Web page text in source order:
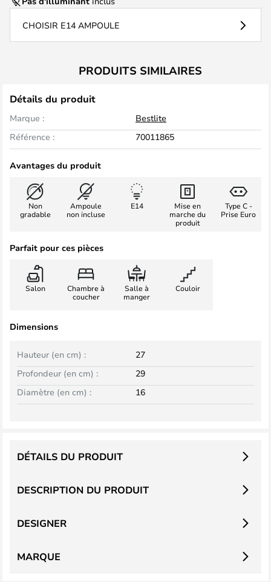
CHOISIR E14 AMPOULE
PRODUITS SIMILAIRES
Détails du produit
Marque :
Bestlite
Référence :
70011865
Avantages du produit
Non
gradable
Ampoule
non incluse
E14
Mise en
marche du
produit
Type C -
Prise Euro
Parfait pour ces pièces
Salon
Chambre à
coucher
Salle à
manger
Couloir
Dimensions
Hauteur (en cm) :
27
Profondeur (en cm) :
29
Diamètre (en cm) :
16
DESCRIPTION DU PRODUIT
DÉTAILS DU PRODUIT
DESIGNER
MARQUE